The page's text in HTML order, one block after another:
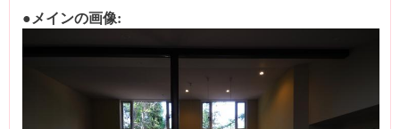
●メインの画像: